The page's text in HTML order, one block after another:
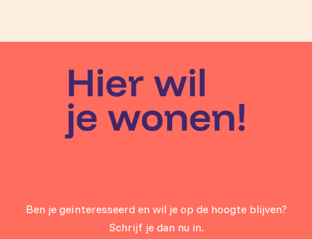
Ben je geïnteresseerd en wil je op de hoogte blijven?
Schrijf je dan nu in.